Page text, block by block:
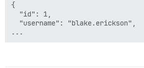
{
  "id": 1,
  "username": "blake.erickson",